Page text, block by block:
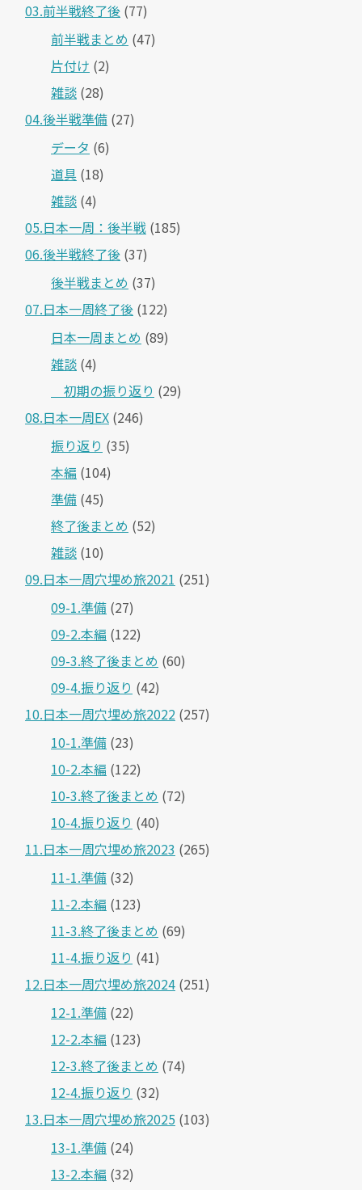
03.前半戦終了後 (77)
前半戦まとめ (47)
片付け (2)
雑談 (28)
04.後半戦準備 (27)
データ (6)
道具 (18)
雑談 (4)
05.日本一周：後半戦 (185)
06.後半戦終了後 (37)
後半戦まとめ (37)
07.日本一周終了後 (122)
日本一周まとめ (89)
雑談 (4)
＿初期の振り返り (29)
08.日本一周EX (246)
振り返り (35)
本編 (104)
準備 (45)
終了後まとめ (52)
雑談 (10)
09.日本一周穴埋め旅2021 (251)
09-1.準備 (27)
09-2.本編 (122)
09-3.終了後まとめ (60)
09-4.振り返り (42)
10.日本一周穴埋め旅2022 (257)
10-1.準備 (23)
10-2.本編 (122)
10-3.終了後まとめ (72)
10-4.振り返り (40)
11.日本一周穴埋め旅2023 (265)
11-1.準備 (32)
11-2.本編 (123)
11-3.終了後まとめ (69)
11-4.振り返り (41)
12.日本一周穴埋め旅2024 (251)
12-1.準備 (22)
12-2.本編 (123)
12-3.終了後まとめ (74)
12-4.振り返り (32)
13.日本一周穴埋め旅2025 (103)
13-1.準備 (24)
13-2.本編 (32)